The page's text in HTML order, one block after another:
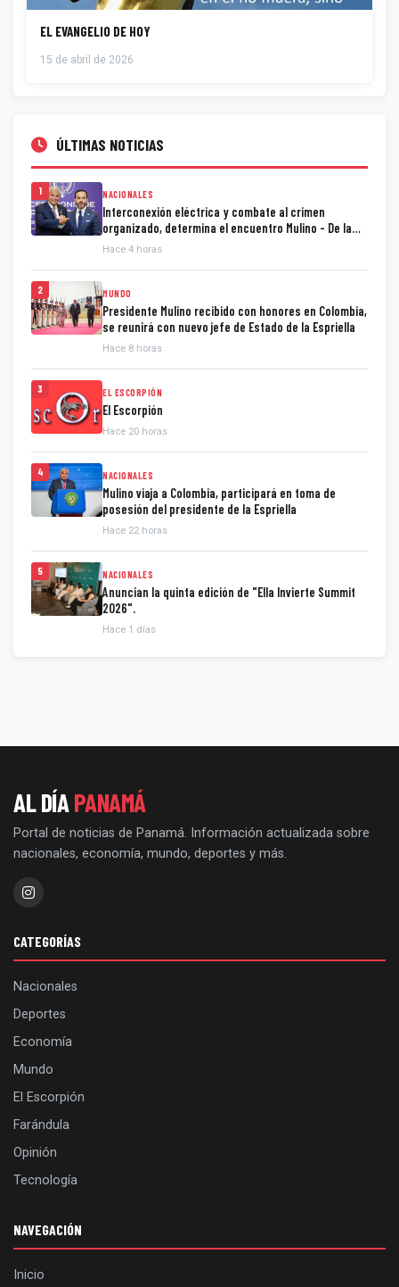
EL EVANGELIO DE HOY
15 de abril de 2026
ÚLTIMAS NOTICIAS
1 NACIONALES
Interconexión eléctrica y combate al crimen
organizado, determina el encuentro Mulino - De la
Espriella
Hace 4 horas
2 MUNDO
Presidente Mulino recibido con honores en Colombia,
se reunirá con nuevo jefe de Estado de la Espriella
Hace 8 horas
3 EL ESCORPIÓN
El Escorpión
Hace 20 horas
4 NACIONALES
Mulino viaja a Colombia, participará en toma de
posesión del presidente de la Espriella
Hace 22 horas
5 NACIONALES
Anuncian la quinta edición de "Ella Invierte Summit
2026".
Hace 1 días
AL DÍA PANAMÁ
Portal de noticias de Panamá. Información actualizada sobre
nacionales, economía, mundo, deportes y más.
CATEGORÍAS
Nacionales
Deportes
Economía
Mundo
El Escorpión
Farándula
Opinión
Tecnología
NAVEGACIÓN
Inicio